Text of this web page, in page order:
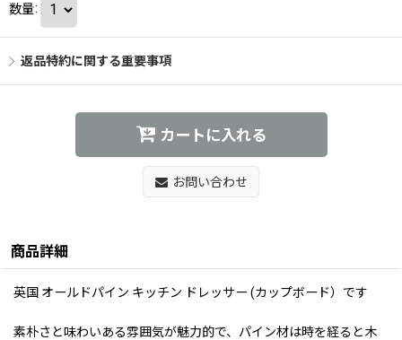
数量:
返品特約に関する重要事項
カートに入れる
お問い合わせ
商品詳細
英国 オールドパイン キッチン ドレッサー (カップボード）です
素朴さと味わいある雰囲気が魅力的で、パイン材は時を経ると木